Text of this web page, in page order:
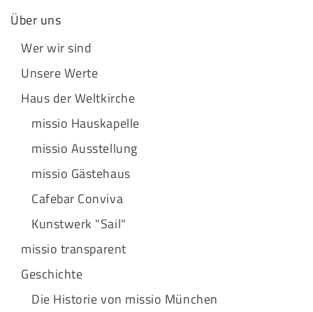
Über uns
Wer wir sind
Unsere Werte
Haus der Weltkirche
missio Hauskapelle
missio Ausstellung
missio Gästehaus
Cafebar Conviva
Kunstwerk "Sail"
missio transparent
Geschichte
Die Historie von missio München